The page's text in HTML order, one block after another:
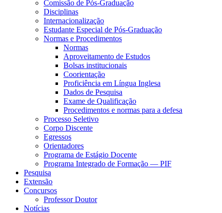
Comissão de Pós-Graduação
Disciplinas
Internacionalização
Estudante Especial de Pós-Graduação
Normas e Procedimentos
Normas
Aproveitamento de Estudos
Bolsas institucionais
Coorientação
Proficiência em Língua Inglesa
Dados de Pesquisa
Exame de Qualificação
Procedimentos e normas para a defesa
Processo Seletivo
Corpo Discente
Egressos
Orientadores
Programa de Estágio Docente
Programa Integrado de Formação — PIF
Pesquisa
Extensão
Concursos
Professor Doutor
Notícias